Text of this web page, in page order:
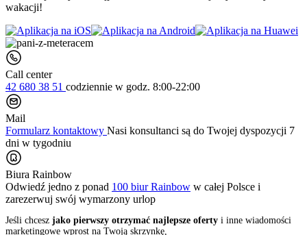
wakacji!
Call center
42 680 38 51 codziennie w godz. 8:00-22:00
Mail
Formularz kontaktowy Nasi konsultanci są do Twojej dyspozycji 7
dni w tygodniu
Biura Rainbow
Odwiedź jedno z ponad 100 biur Rainbow w całej Polsce i
zarezerwuj swój wymarzony urlop
Jeśli chcesz jako pierwszy otrzymać najlepsze oferty i inne wiadomości
marketingowe wprost na Twoją skrzynkę,